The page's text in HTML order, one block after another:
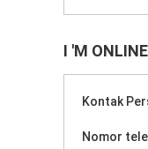
I 'M
Kontak
Nomor